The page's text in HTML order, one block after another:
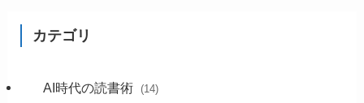
カテゴリ
AI時代の読書術 (14)